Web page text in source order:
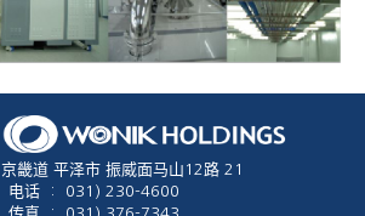
京畿道 平泽市 振威面马山12路 21
电话
:
031) 230-4600
传真
: 031) 376-7343